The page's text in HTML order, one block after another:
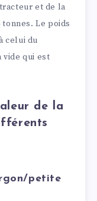
et de la
Le poids
celui du
vide qui est
de la
petite